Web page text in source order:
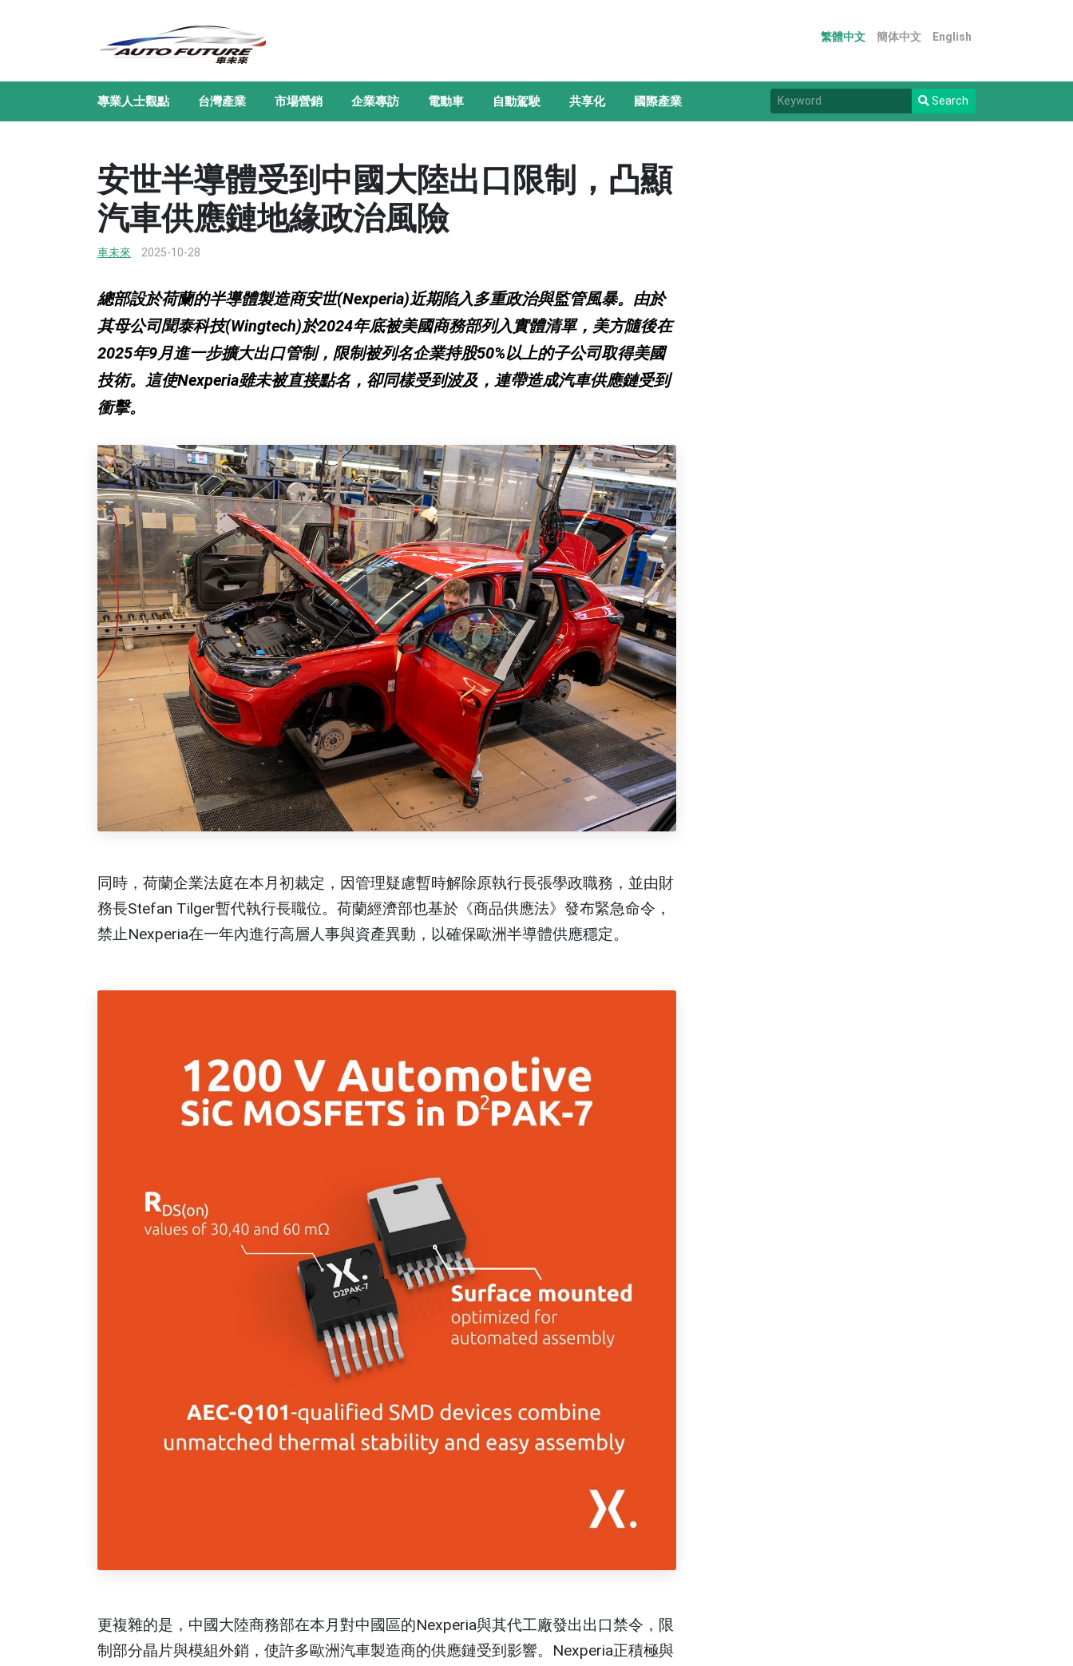
繁體中文 簡体中文 English
專業人士觀點 台灣產業 市場營銷 企業專訪 電動車 自動駕駛 共享化 國際產業 Search
安世半導體受到中國大陸出口限制，凸顯
汽車供應鏈地緣政治風險
車未來 2025-10-28
總部設於荷蘭的半導體製造商安世(Nexperia)近期陷入多重政治與監管風暴。由於
其母公司聞泰科技(Wingtech)於2024年底被美國商務部列入實體清單，美方隨後在
2025年9月進一步擴大出口管制，限制被列名企業持股50%以上的子公司取得美國
技術。這使Nexperia雖未被直接點名，卻同樣受到波及，連帶造成汽車供應鏈受到
衝擊。
同時，荷蘭企業法庭在本月初裁定，因管理疑慮暫時解除原執行長張學政職務，並由財
務長Stefan Tilger暫代執行長職位。荷蘭經濟部也基於《商品供應法》發布緊急命令，
禁止Nexperia在一年內進行高層人事與資產異動，以確保歐洲半導體供應穩定。
更複雜的是，中國大陸商務部在本月對中國區的Nexperia與其代工廠發出出口禁令，限
制部分晶片與模組外銷，使許多歐洲汽車製造商的供應鏈受到影響。Nexperia正積極與